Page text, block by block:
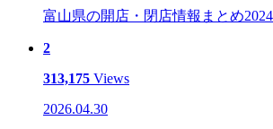
富山県の開店・閉店情報まとめ
2
313,175 Views
2026.04.30